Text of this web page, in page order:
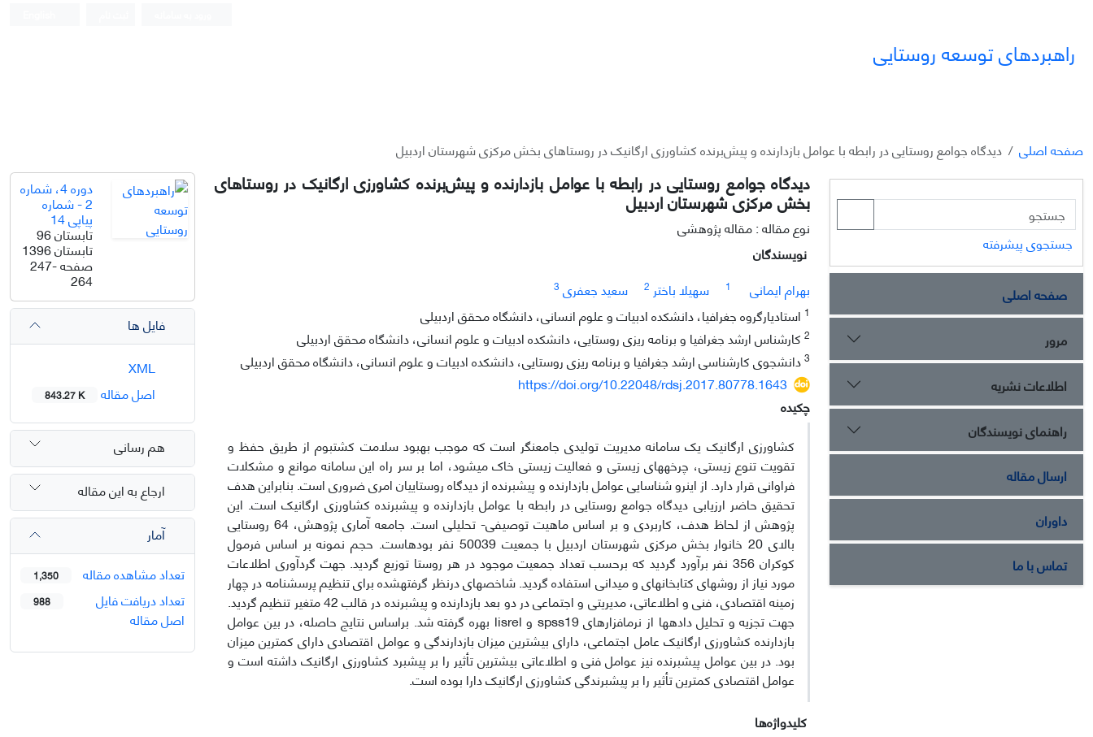
راهبردهای توسعه روستایی
صفحه اصلی دیدگاه جوامع روستایی در رابطه با عوامل بازدارنده و پیش‌برنده کشاورزی ارگانیک در روستاهای بخش مرکزی شهرستان اردبیل
دیدگاه جوامع روستایی در رابطه با عوامل بازدارنده و پیش‌برنده کشاورزی ارگانیک در روستاهای
بخش مرکزی شهرستان اردبیل
نوع مقاله : مقاله پژوهشی
نویسندگان
بهرام ایمانی
1 سهیلا باختر 2 سعید جعفری 3
1 استادیارگروه جغرافیا، دانشکده ادبیات و علوم انسانی، دانشگاه محقق اردبیلی
2 کارشناس ارشد جغرافیا و برنامه ریزی روستایی، دانشکده ادبیات و علوم انسانی، دانشگاه محقق اردبیلی
3دانشجوی کارشناسی ارشد جغرافیا و برنامه ریزی روستایی، دانشکده ادبیات و علوم انسانی، دانشگاه محقق اردبیلی
https://doi.org/10.22048/rdsj.2017.80778.1643
چکیده
کشاورزی ارگانیک یک سامانه مدیریت تولیدی جامع­نگر است که موجب بهبود سلامت کشت­بوم از طریق حفظ و
تقویت تنوع زیستی، چرخه­های زیستی و فعالیت زیستی خاک می­شود، اما بر سر راه این سامانه موانع و مشکلات
فراوانی قرار دارد. از این­رو شناسایی عوامل بازدارنده و پیش­برنده از دیدگاه روستاییان امری ضروری است. بنابراین هدف
تحقیق حاضر ارزیابی دیدگاه جوامع روستایی در رابطه با عوامل بازدارنده و پیش­برنده کشاورزی ارگانیک است. این
پژوهش از لحاظ هدف، کاربردی و بر اساس ماهیت توصیفی- تحلیلی است. جامعه آماری پژوهش، 64 روستایی
بالای 20 خانوار بخش مرکزی شهرستان اردبیل با جمعیت 50039 نفر بوده­است. حجم نمونه بر اساس فرمول
کوکران 356 نفر برآورد گردید که برحسب تعداد جمعیت موجود در هر روستا توزیع گردید. جهت گردآوری اطلاعات
مورد نیاز از روش­های کتابخانه­ای و میدانی استفاده گردید. شاخص­های درنظر گرفته­شده برای تنظیم پرسشنامه در چهار
زمینه اقتصادی، فنی و اطلاعاتی، مدیریتی و اجتماعی در دو بعد بازدارنده و پیش­برنده در قالب 42 متغیر تنظیم گردید.
جهت تجزیه و تحلیل داده­ها از نرم­افزارهای spss19 و lisrel بهره گرفته شد. براساس نتایج حاصله، در بین عوامل
بازدارنده کشاورزی ارگانیک عامل اجتماعی، دارای بیش­ترین میزان بازدارندگی و عوامل اقتصادی دارای کم­ترین میزان
بود. در بین عوامل پیش­برنده نیز عوامل فنی و اطلاعاتی بیش­ترین تأثیر را بر پیش­برد کشاورزی ارگانیک داشته است و
عوامل اقتصادی کم­ترین تأثیر را بر پیش­برندگی کشاورزی ارگانیک دارا بوده است.
کلیدواژه‌ها
دوره 4، شماره
2 - شماره
پیاپی 14
تابستان 96
تابستان 1396
صفحه247-
264
فایل ها
اصل مقاله
843.27 K
هم رسانی
ارجاع به این مقاله
آمار
تعداد مشاهده مقاله
1,350
تعداد دریافت فایل
اصل مقاله
988
جستجوی پیشرفته
صفحه اصلی
مرور
اطلاعات نشریه
راهنمای نویسندگان
ارسال مقاله
داوران
تماس با ما